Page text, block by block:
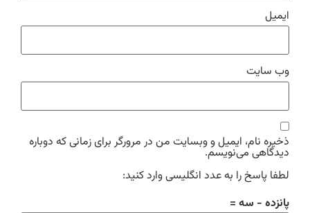
ایمیل
وب‌ سایت
ذخیره نام، ایمیل و وبسایت من در مرورگر برای زمانی که دوباره
دیدگاهی می‌نویسم.
لطفا پاسخ را به عدد انگلیسی وارد کنید:
پانزده − سه =